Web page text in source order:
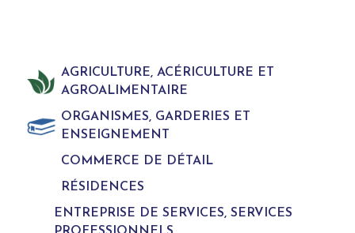
AGRICULTURE, ACÉRICULTURE ET
AGROALIMENTAIRE
ORGANISMES, GARDERIES ET
ENSEIGNEMENT
COMMERCE DE DÉTAIL
RÉSIDENCES
ENTREPRISE DE SERVICES, SERVICES